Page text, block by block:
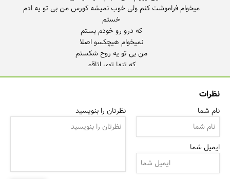
میخوام فراموشت کنم ولی خوب نمیشه کورس من بی تو یه ادم
چشممو رو همه بستم ورس2 چه شبایی به یاد تو من گریه کردم
اصلا تو خوبی ما بدیم
نظرات
نام شما
ایمیل شما
نظرتان را بنویسید